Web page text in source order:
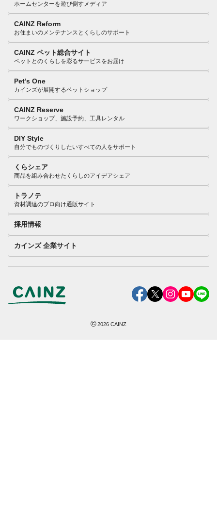
ホームセンターを遊び倒すメディア
CAINZ Reform
お住まいのメンテナンスとくらしのサポート
CAINZ ペット総合サイト
ペットとのくらしを彩るサービスをお届け
Pet’s One
カインズが展開するペットショップ
CAINZ Reserve
ワークショップ、施設予約、工具レンタル
DIY Style
自分でものづくりしたいすべての人をサポート
くらシェア
商品を組み合わせたくらしのアイデアシェア
トラノテ
資材調達のプロ向け通販サイト
採用情報
カインズ 企業サイト
©2026 CAINZ